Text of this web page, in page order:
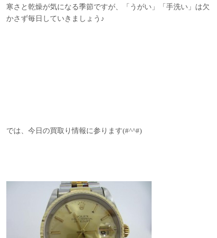
寒さと乾燥が気になる季節ですが、「うがい」「手洗い」は欠
かさず毎日していきましょう♪
では、今日の買取り情報に参ります(#^^#)